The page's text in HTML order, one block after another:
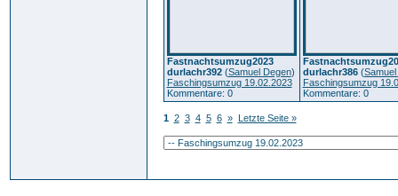
Fastnachtsumzug2023
durlachr392(Samuel Degen)
Faschingsumzug 19.02.2023
Kommentare: 0
durlachr386(
Faschingsumzug
Kommentare: 0
1 2 3 4 5 6 » Letzte Seite »